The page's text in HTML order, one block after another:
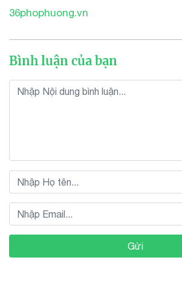
36phophuong.vn
Bình luận của bạn
Gửi